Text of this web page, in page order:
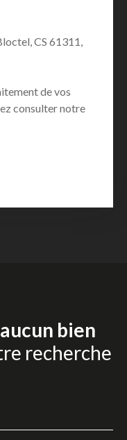
CS 61311,
de vos
consulter notre
bien
recherche